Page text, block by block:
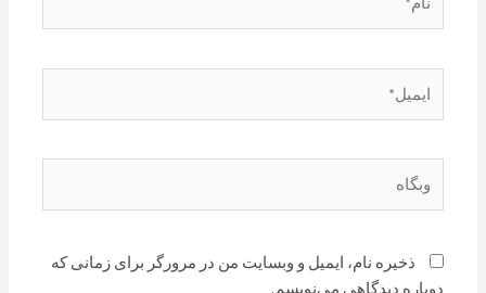
ذخیره نام، ایمیل و وبسایت من در مرورگر برای زمانی که
دوباره دیدگاهی می‌نویسم.